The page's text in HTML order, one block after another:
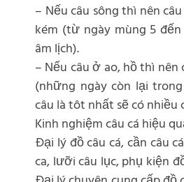
– Nếu câu sông thì nên
kém (từ ngày mùng 5
âm lịch).
– Nếu câu ở ao, hồ thì
(những ngày còn lại
câu là tôt nhất sẽ có nhiều
Kinh nghiệm câu cá hiệu
Đại lý đồ câu cá, cần câu
ca, lưỡi câu lục, phụ kiện